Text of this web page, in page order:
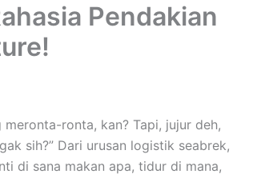
Pendakian
ronta, kan? Tapi, jujur deh,
sih?” Dari urusan logistik seabrek,
di sana makan apa, tidur di mana,